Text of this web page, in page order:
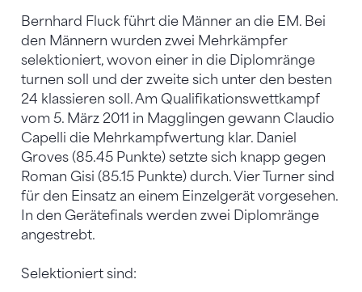
Bernhard Fluck führt die Männer an die EM. Bei
den Männern wurden zwei Mehrkämpfer
selektioniert, wovon einer in die Diplomränge
turnen soll und der zweite sich unter den besten
24 klassieren soll. Am Qualifikationswettkampf
vom 5. März 2011 in Magglingen gewann Claudio
Capelli die Mehrkampfwertung klar. Daniel
Groves (85.45 Punkte) setzte sich knapp gegen
Roman Gisi (85.15 Punkte) durch. Vier Turner sind
für den Einsatz an einem Einzelgerät vorgesehen.
In den Gerätefinals werden zwei Diplomränge
angestrebt.
Selektioniert sind: